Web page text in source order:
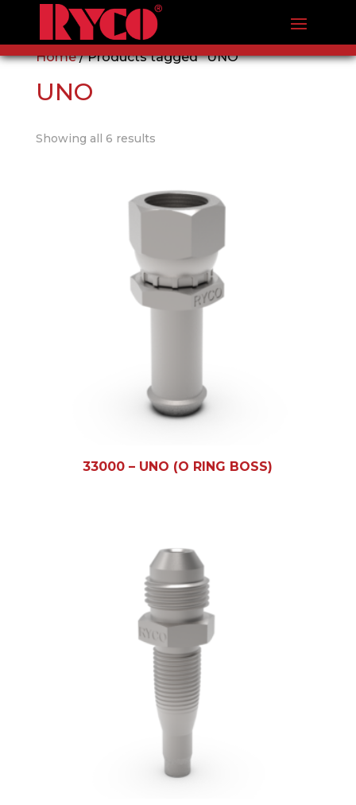
Home/ Products tagged “UNO”
UNO
Showing all 6 results
33000 – UNO (O RING BOSS)